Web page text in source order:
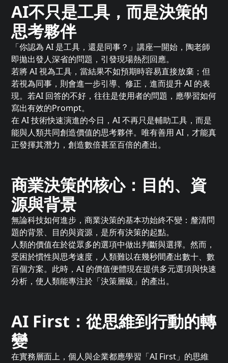
AI不只是工具，而是決策的
思考夥伴
「你認為 AI 是工具，還是同事？」講座一開始，陶老師
即拋出發人深省的問題，引發現場熱烈回應。
若將 AI 視為工具，當結果不如預期時容易直接放棄；但
若視為同事，則會進一步引導、修正，進而提升 AI 的表
現。若AI 回答的不好，往往是使用者的問題，應學習如何
寫出有效的Prompt。
在 AI 技術快速演進的今日，AI 不再只是輔助工具，而是
能與人類共同創造價值的思考夥伴。唯有善用 AI，才能真
正發揮其潛力，創造數倍甚至百倍的產出。
商業決策的核心：目的、資
源與背景
無論科技如何進步，商業決策的基本功始終不變：釐清問
題的背景、目的與資源，是所有決策的起點。
人類的價值在於從眾多的選項中做出判斷與選擇。然而，
受困於慣性與思考速度，人類難以在幾秒間產出數十、數
百個方案。此時，AI 的價值便體現在提供多元選項與快速
分析，使人類能專注於「決策層級」的產出。
AI First：從思維到行動的轉
變
在實務層面上，個人與企業都應學習「AI First」的思維